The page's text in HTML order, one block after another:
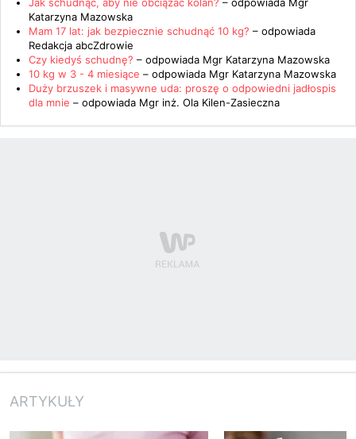
Katarzyna Mazowska
Mam 17 lat: jak bezpiecznie schudnąć 10 kg? – odpowiada
Redakcja abcZdrowie
Czy kiedyś schudnę? – odpowiada Mgr Katarzyna Mazowska
10 kg w 3 - 4 miesiące – odpowiada Mgr Katarzyna Mazowska
Duży brzuszek i masywne uda: proszę o odpowiedni jadłospis
dla mnie – odpowiada Mgr inż. Ola Kilen-Zasieczna
ARTYKUŁY